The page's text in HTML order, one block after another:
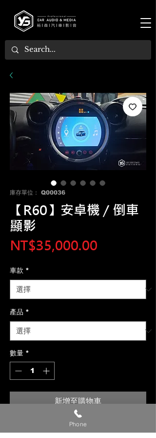
庫存單位： Q00036
【R60】安卓機 / 倒車
顯影
NT$35,000.00
車款 *
產品 *
數量 *
新增至購物車
Phone